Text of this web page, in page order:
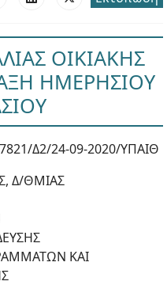
ΟΙΚΙΑΚΗΣ
ΗΜΕΡΗΣΙΟΥ
Δ2/24-09-2020/ΥΠΑΙΘ
Δ/ΘΜΙΑΣ
ΚΑΙ